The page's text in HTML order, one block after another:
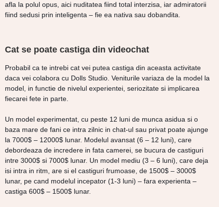
afla la polul opus, aici nuditatea fiind total interzisa, iar admiratorii
fiind sedusi prin inteligenta – fie ea nativa sau dobandita.
Cat se poate castiga din videochat
Probabil ca te intrebi cat vei putea castiga din aceasta activitate
daca vei colabora cu Dolls Studio. Veniturile variaza de la model la
model, in functie de nivelul experientei, seriozitate si implicarea
fiecarei fete in parte.
Un model experimentat, cu peste 12 luni de munca asidua si o
baza mare de fani ce intra zilnic in chat-ul sau privat poate ajunge
la 7000$ – 12000$ lunar. Modelul avansat (6 – 12 luni), care
debordeaza de incredere in fata camerei, se bucura de castiguri
intre 3000$ si 7000$ lunar. Un model mediu (3 – 6 luni), care deja
isi intra in ritm, are si el castiguri frumoase, de 1500$ – 3000$
lunar, pe cand modelul incepator (1-3 luni) – fara experienta –
castiga 600$ – 1500$ lunar.